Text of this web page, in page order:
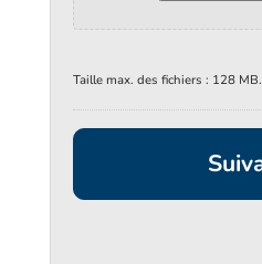
Taille max. des fichiers : 128 MB.